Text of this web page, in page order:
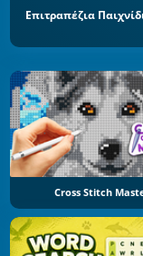
Επιτραπέζια
Cross Stitch